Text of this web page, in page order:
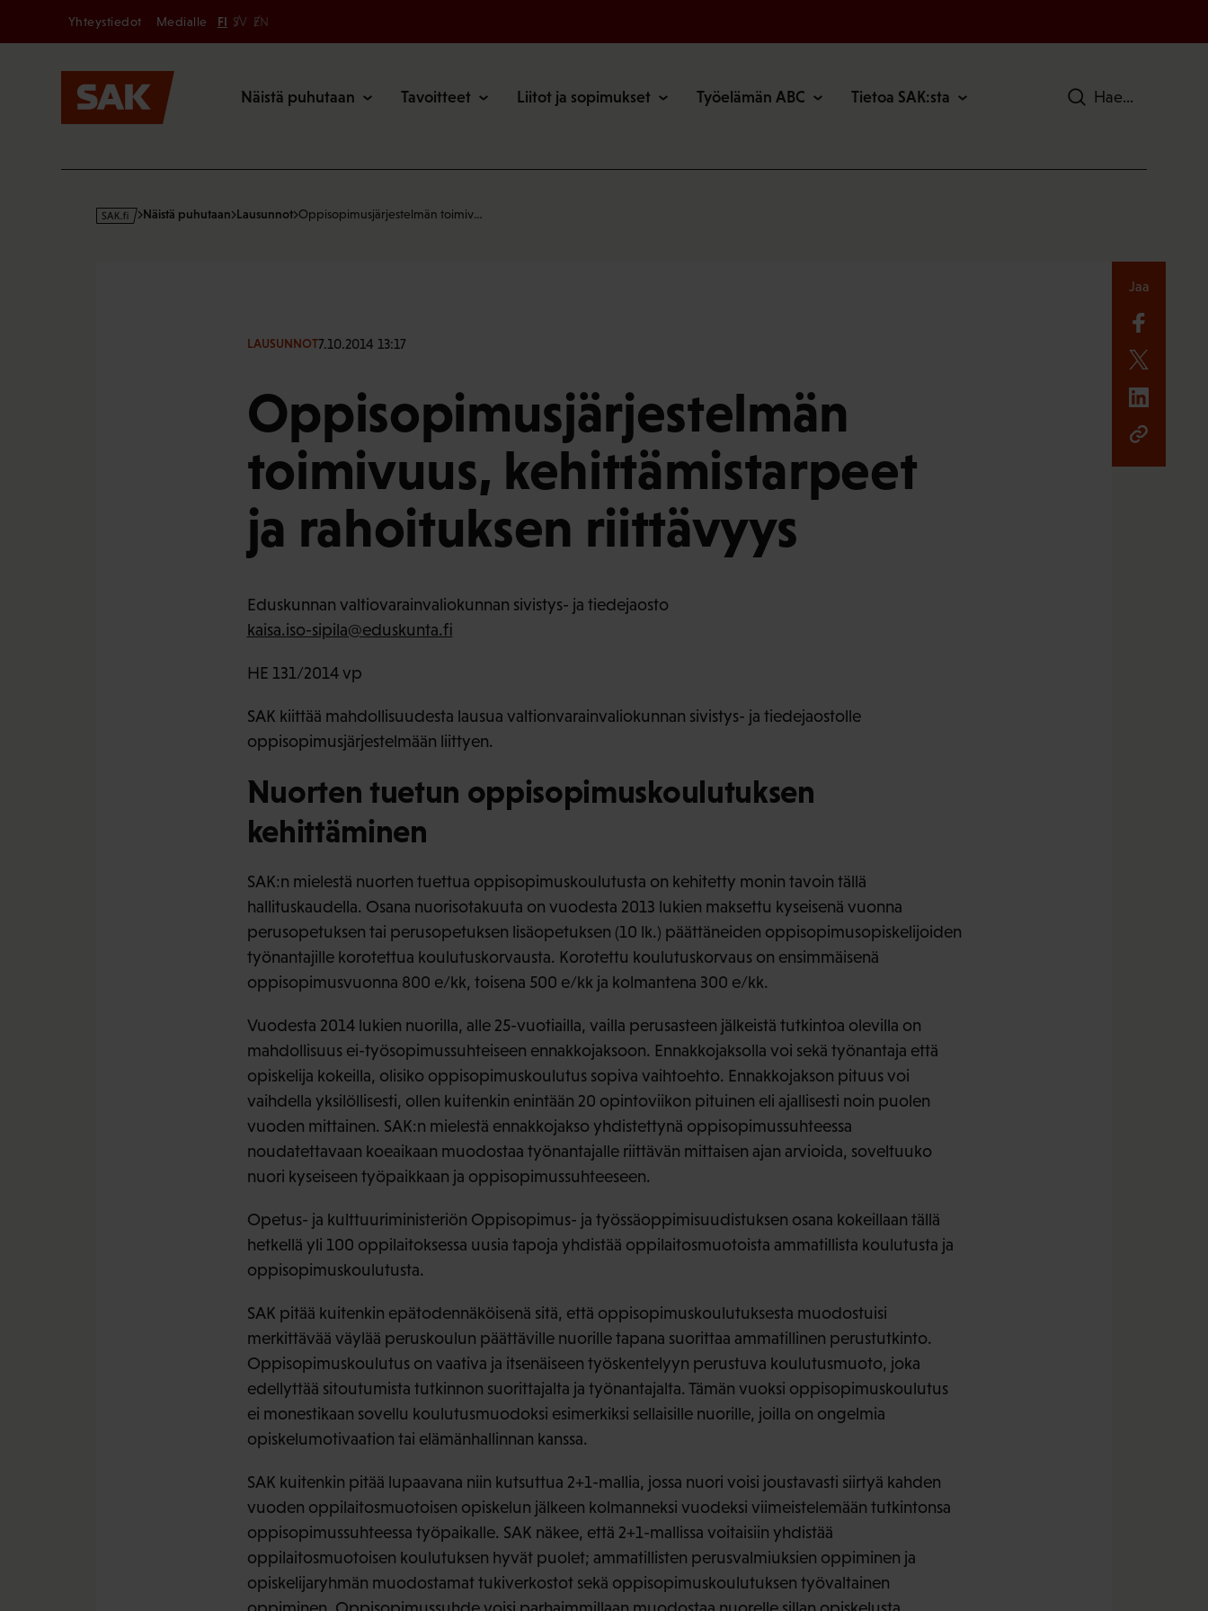
Secondary
Yhteystiedot Medialle FI SV EN
Näistä puhutaan Tavoitteet Liitot ja sopimukset Työelämän ABC Tietoa SAK:sta Hae
s
Näistä puhutaan Lausunnot Oppisopimusjärjestelmän toimiv…
LAUSUNNOT7.10.2014 13:17
Oppisopimusjärjestelmän
toimivuus, kehittämistarpeet
ja rahoituksen riittävyys
Eduskunnan valtiovarainvaliokunnan sivistys- ja tiedejaosto
kaisa.iso-sipila@eduskunta.fi
HE 131/2014 vp
SAK kiittää mahdollisuudesta lausua valtionvarainvaliokunnan sivistys- ja tiedejaostolle
oppisopimusjärjestelmään liittyen.
Nuorten tuetun oppisopimuskoulutuksen
kehittäminen
SAK:n mielestä nuorten tuettua oppisopimuskoulutusta on kehitetty monin tavoin tällä
hallituskaudella. Osana nuorisotakuuta on vuodesta 2013 lukien maksettu kyseisenä vuonna
perusopetuksen tai perusopetuksen lisäopetuksen (10 lk.) päättäneiden oppisopimusopiskelijoiden
työnantajille korotettua koulutuskorvausta. Korotettu koulutuskorvaus on ensimmäisenä
oppisopimusvuonna 800 e/kk, toisena 500 e/kk ja kolmantena 300 e/kk.
Vuodesta 2014 lukien nuorilla, alle 25-vuotiailla, vailla perusasteen jälkeistä tutkintoa olevilla on
mahdollisuus ei-työsopimussuhteiseen ennakkojaksoon. Ennakkojaksolla voi sekä työnantaja että
opiskelija kokeilla, olisiko oppisopimuskoulutus sopiva vaihtoehto. Ennakkojakson pituus voi
vaihdella yksilöllisesti, ollen kuitenkin enintään 20 opintoviikon pituinen eli ajallisesti noin puolen
vuoden mittainen. SAK:n mielestä ennakkojakso yhdistettynä oppisopimussuhteessa
noudatettavaan koeaikaan muodostaa työnantajalle riittävän mittaisen ajan arvioida, soveltuuko
nuori kyseiseen työpaikkaan ja oppisopimussuhteeseen.
Opetus- ja kulttuuriministeriön Oppisopimus- ja työssäoppimisuudistuksen osana kokeillaan tällä
hetkellä yli 100 oppilaitoksessa uusia tapoja yhdistää oppilaitosmuotoista ammatillista koulutusta ja
oppisopimuskoulutusta.
SAK pitää kuitenkin epätodennäköisenä sitä, että oppisopimuskoulutuksesta muodostuisi
merkittävää väylää peruskoulun päättäville nuorille tapana suorittaa ammatillinen perustutkinto.
Oppisopimuskoulutus on vaativa ja itsenäiseen työskentelyyn perustuva koulutusmuoto, joka
edellyttää sitoutumista tutkinnon suorittajalta ja työnantajalta. Tämän vuoksi oppisopimuskoulutus
ei monestikaan sovellu koulutusmuodoksi esimerkiksi sellaisille nuorille, joilla on ongelmia
opiskelumotivaation tai elämänhallinnan kanssa.
SAK kuitenkin pitää lupaavana niin kutsuttua 2+1-mallia, jossa nuori voisi joustavasti siirtyä kahden
vuoden oppilaitosmuotoisen opiskelun jälkeen kolmanneksi vuodeksi viimeistelemään tutkintonsa
oppisopimussuhteessa työpaikalle. SAK näkee, että 2+1-mallissa voitaisiin yhdistää
oppilaitosmuotoisen koulutuksen hyvät puolet; ammatillisten perusvalmiuksien oppiminen ja
opiskelijaryhmän muodostamat tukiverkostot sekä oppisopimuskoulutuksen työvaltainen
Jaa